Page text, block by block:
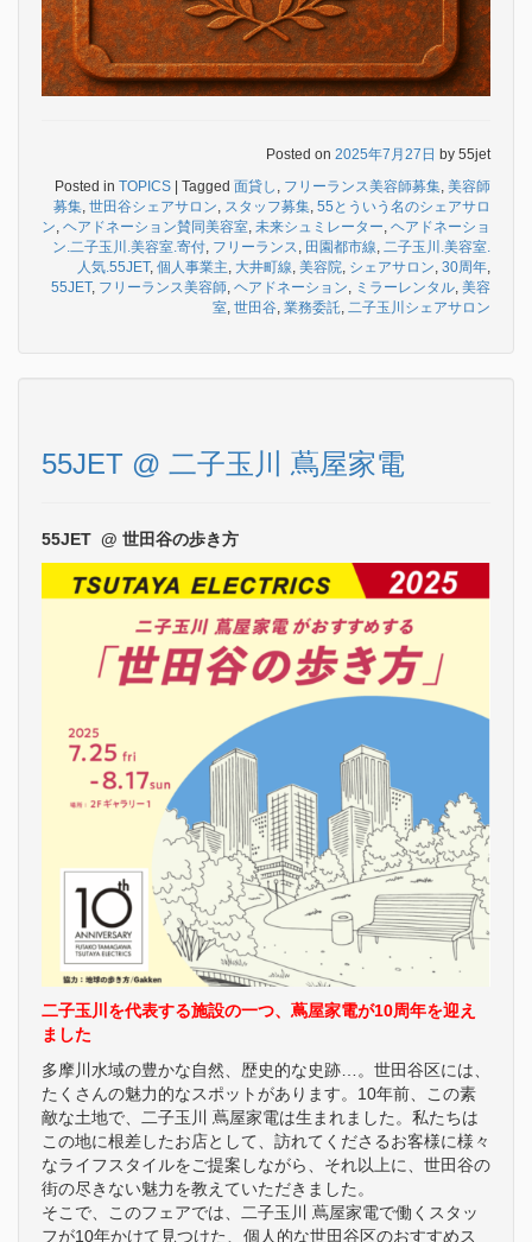
Posted on 2025年7月27日 by 55jet
Posted in TOPICS Tagged 面貸し , フリーランス美容師募集, 美容師
募集, 世田谷シェアサロン, スタッフ募集, 55とういう名のシェアサロ
ン, ヘアドネーション賛同美容室, 未来シュミレーター, ヘアドネーショ
ン.二子玉川.美容室.寄付, フリーランス, 田園都市線, 二子玉川.美容室.
人気.55JET, 個人事業主, 大井町線, 美容院, シェアサロン, 30周年,
55JET, フリーランス美容師, ヘアドネーション, ミラーレンタル, 美容
室, 世田谷, 業務委託, 二子玉川シェアサロン
55JET @ 二子玉川 蔦屋家電
55JET @ 世田谷の歩き方
二子玉川を代表する施設の一つ、蔦屋家電が10周年を迎え
ました
多摩川水域の豊かな自然、歴史的な史跡…。世田谷区には、
たくさんの魅力的なスポットがあります。10年前、この素
敵な土地で、二子玉川 蔦屋家電は生まれました。私たちは
この地に根差したお店として、訪れてくださるお客様に様々
なライフスタイルをご提案しながら、それ以上に、世田谷の
街の尽きない魅力を教えていただきました。
そこで、このフェアでは、二子玉川 蔦屋家電で働くスタッ
フが10年かけて見つけた、個人的な世田谷区のおすすめス